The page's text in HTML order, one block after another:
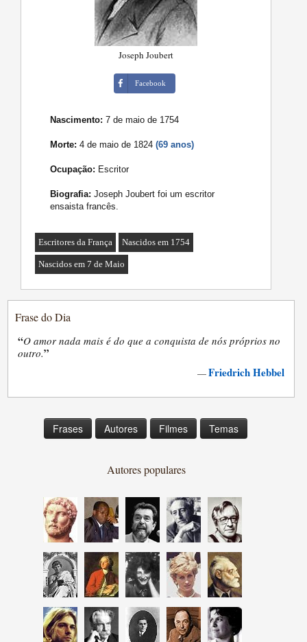
Joseph Joubert
Facebook
Nascimento: 7 de maio de 1754
Morte: 4 de maio de 1824(69 anos)
Ocupação: Escritor
Biografia: Joseph Joubert foi um escritor
ensaista francês.
Escritores da França Nascidos em 1754
Nascidos em 7 de Maio
Frase do Dia
“O amor nada mais é do que a conquista de nós próprios no
outro.”
—Friedrich Hebbel
Frases Autores Filmes Temas
Autores populares